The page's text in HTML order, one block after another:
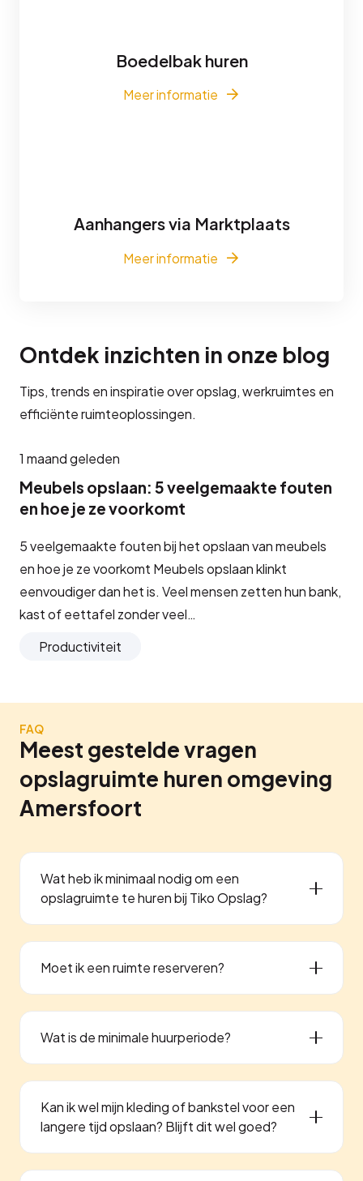
Boedelbak huren
Meer informatie
Aanhangers via Marktplaats
Meer informatie
Ontdek inzichten in onze blog
Tips, trends en inspiratie over opslag, werkruimtes en
efficiënte ruimteoplossingen.
1 maand geleden
Meubels opslaan: 5 veelgemaakte fouten
en hoe je ze voorkomt
5 veelgemaakte fouten bij het opslaan van meubels
en hoe je ze voorkomt Meubels opslaan klinkt
eenvoudiger dan het is. Veel mensen zetten hun bank,
kast of eettafel zonder veel…
Productiviteit
FAQ
Meest gestelde vragen
opslagruimte huren omgeving
Amersfoort
Wat heb ik minimaal nodig om een
opslagruimte te huren bij Tiko Opslag?
Moet ik een ruimte reserveren?
Wat is de minimale huurperiode?
Kan ik wel mijn kleding of bankstel voor een
langere tijd opslaan? Blijft dit wel goed?